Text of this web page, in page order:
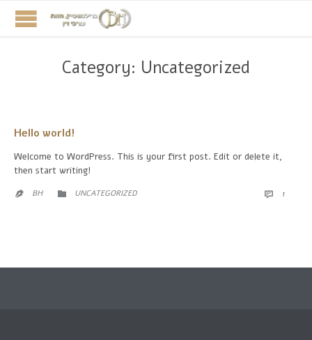
Category: Uncategorized
Hello world!
Welcome to WordPress. This is your first post. Edit or delete it,
then start writing!
 BH  CATEGORY
UNCATEGORIZED  1